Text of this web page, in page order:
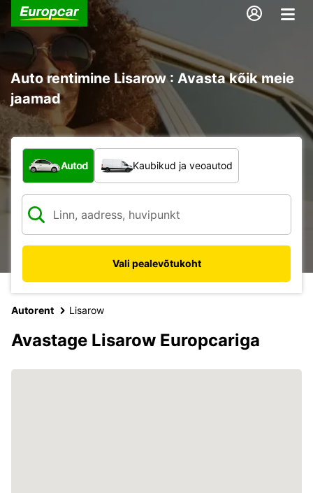
Auto rentimine Lisarow : Avasta kõik meie
jaamad
Mis tüüpi sõiduk?
Autod Kaubikud ja veoautod
Vali pealevõtukoht
Autorent Lisarow
Avastage Lisarow Europcariga